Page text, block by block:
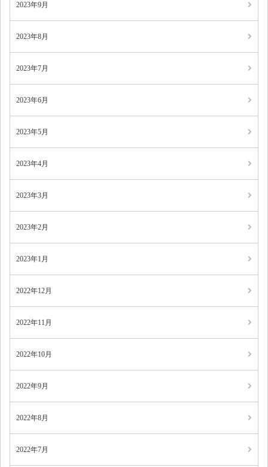
2023年9月
2023年8月
2023年7月
2023年6月
2023年5月
2023年4月
2023年3月
2023年2月
2023年1月
2022年12月
2022年11月
2022年10月
2022年9月
2022年8月
2022年7月